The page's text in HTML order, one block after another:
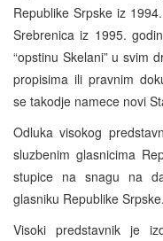
Republike Srpske iz
Srebrenica iz 1995.
“opstinu Skelani” u svim
propisima ili pravnim
se takodje namece novi
Odluka visokog
sluzbenim glasnicima
stupice na snagu na
glasniku Republike Srpske.
Visoki predstavnik je